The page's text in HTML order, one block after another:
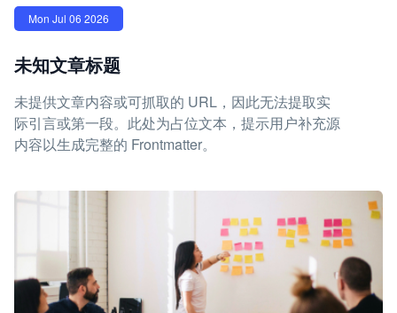
Mon Jul 06 2026
未知文章标题
未提供文章内容或可抓取的 URL，因此无法提取实
际引言或第一段。此处为占位文本，提示用户补充源
内容以生成完整的 Frontmatter。